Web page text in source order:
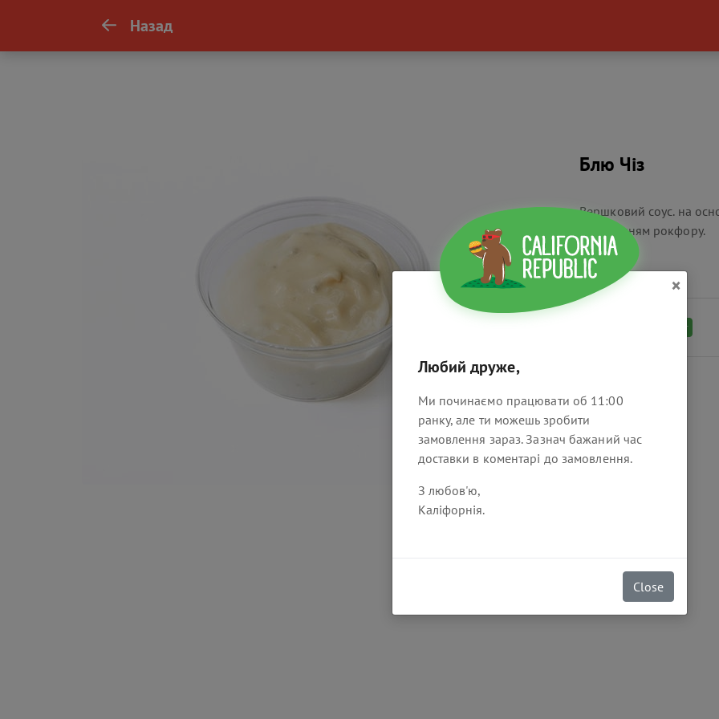
×
Любий друже,
Ми починаємо працювати об 11:00
ранку, але ти можешь зробити
замовлення зараз. Зазнач бажаний час
доставки в коментарі до замовлення.
З любов'ю,
Каліфорнія.
Close
Назад
Блю Чіз
Вершковий соус. на
додаванням рокфору.
40 г
40₴